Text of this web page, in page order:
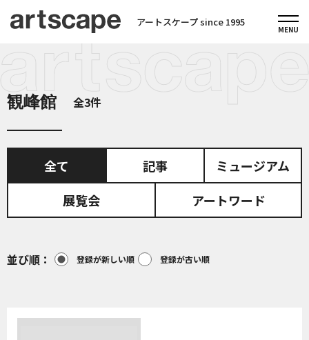
アートスケープ since 1995
観峰館 全3件
全て 記事
ミュージアム
展覧会
アートワード
並び順 登録が新しい順 登録が古い順